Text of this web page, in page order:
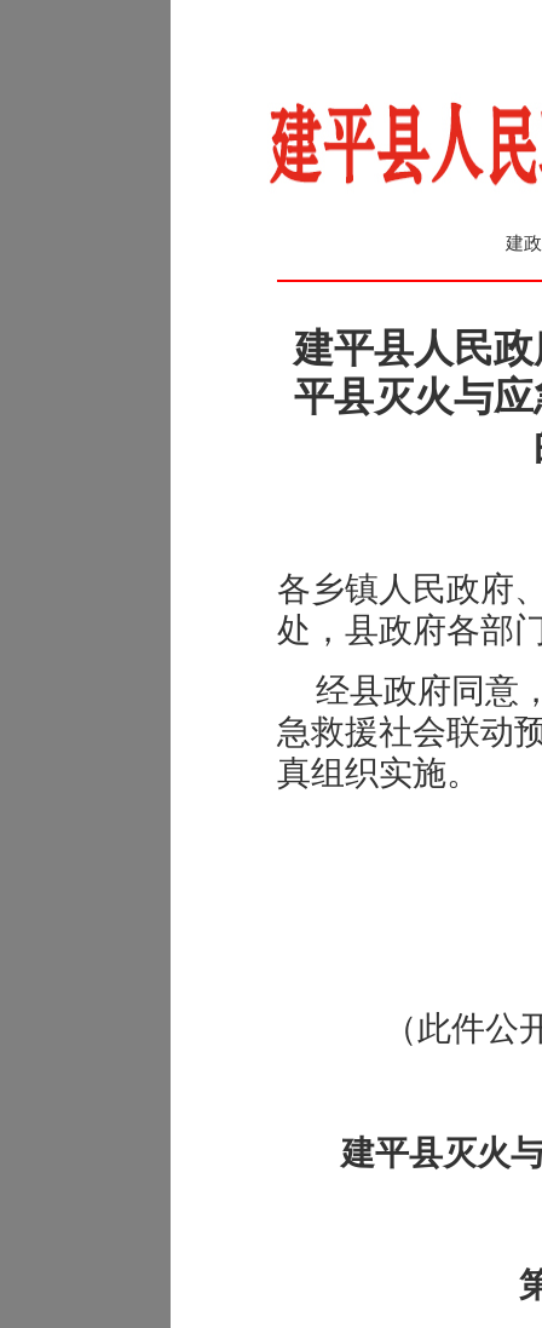
建
建平县人民
平县灭火与
各乡镇人民政府
处，县政府各部
经县政府同意
急救援社会联动
真组织实施。
（此件公
建平县灭火